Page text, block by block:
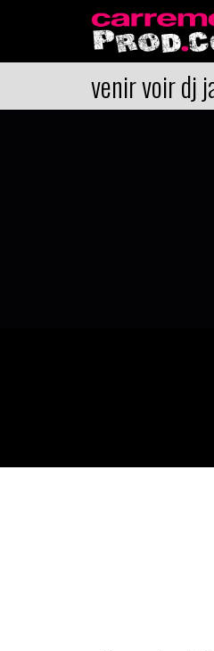
venir voir dj